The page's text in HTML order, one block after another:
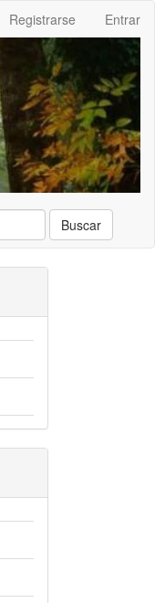
Registrarse Entrar
Buscar